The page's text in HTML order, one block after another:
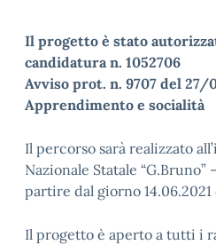
Il progetto è stato
candidatura n. 1052706
Avviso prot. n. 9707 del 27/
Apprendimento e socialità
Il percorso sarà realizzato
Nazionale Statale “G.Bruno”
partire dal giorno 14.06.2021
Il progetto è aperto a tutti i